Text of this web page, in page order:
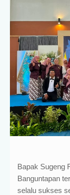
Bapak Sugeng
Banguntapan
selalu sukses